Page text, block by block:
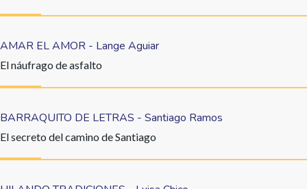
AMAR EL AMOR - Lange Aguiar
El náufrago de asfalto
BARRAQUITO DE LETRAS - Santiago Ramos
El secreto del camino de Santiago